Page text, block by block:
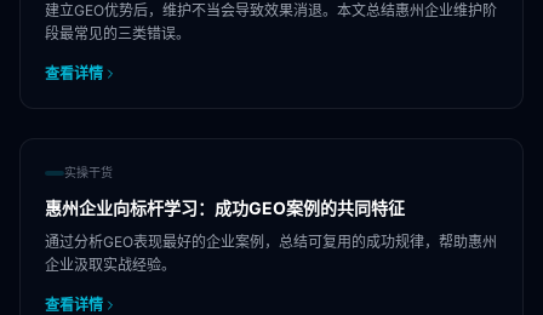
建立GEO优势后，维护不当会导致效果消退。本文总结惠州企业维护阶
段最常见的三类错误。
查看详情
实操干货
惠州企业向标杆学习：成功GEO案例的共同特征
通过分析GEO表现最好的企业案例，总结可复用的成功规律，帮助惠州
企业汲取实战经验。
查看详情